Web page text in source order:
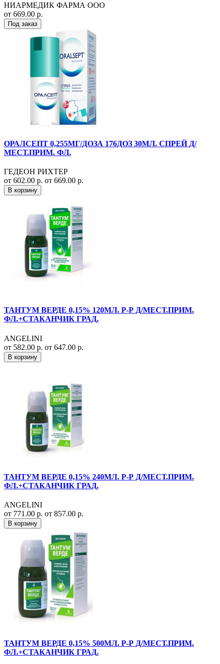
НИАРМЕДИК ФАРМА ООО
от 669.00 р.
Под заказ
ОРАЛСЕПТ 0,255МГ/ДОЗА 176ДОЗ 30МЛ. СПРЕЙ Д/
МЕСТ.ПРИМ. ФЛ.
ГЕДЕОН РИХТЕР
от 602.00 р. от 669.00 р.
В корзину
ТАНТУМ ВЕРДЕ 0,15% 120МЛ. Р-Р Д/МЕСТ.ПРИМ.
ФЛ.+СТАКАНЧИК ГРАД.
ANGELINI
от 582.00 р. от 647.00 р.
В корзину
ТАНТУМ ВЕРДЕ 0,15% 240МЛ. Р-Р Д/МЕСТ.ПРИМ.
ФЛ.+СТАКАНЧИК ГРАД.
ANGELINI
от 771.00 р. от 857.00 р.
В корзину
ТАНТУМ ВЕРДЕ 0,15% 500МЛ. Р-Р Д/МЕСТ.ПРИМ.
ФЛ.+СТАКАНЧИК ГРАД.